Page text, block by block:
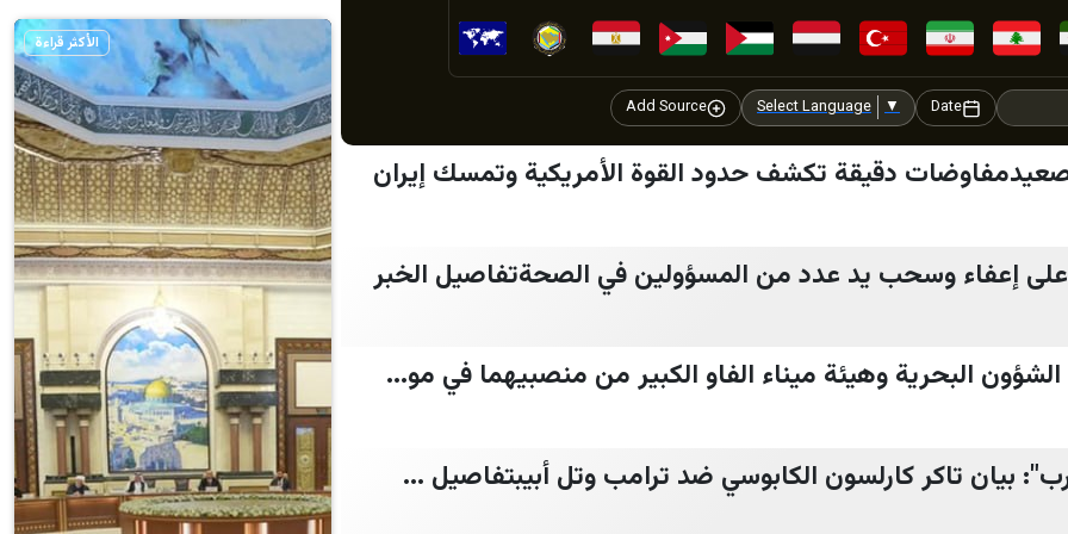
Date
Select Language ▼
Add Source
دقيقة تكشف حدود القوة الأمريكية وتمسك إيران
إعفاء وسحب يد عدد من المسؤولين في الصحةتفاصيل الخبر
الشؤون البحرية وهيئة ميناء الفاو الكبير من منصبيهما في مو...
بيان تاكر كارلسون الكابوسي ضد ترامب وتل أبيبتفاصيل ...
الأكثر قراءة